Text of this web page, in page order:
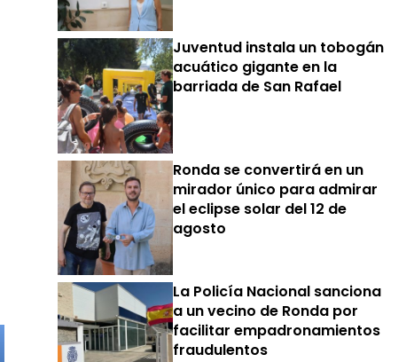
Juventud instala un tobogán
acuático gigante en la
barriada de San Rafael
Ronda se convertirá en un
mirador único para admirar
el eclipse solar del 12 de
agosto
La Policía Nacional sanciona
a un vecino de Ronda por
facilitar empadronamientos
fraudulentos